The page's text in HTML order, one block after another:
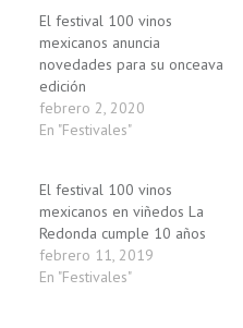
El festival 100 vinos
mexicanos anuncia
novedades para su onceava
edición
febrero 2, 2020
En "Festivales"
El festival 100 vinos
mexicanos en viñedos La
Redonda cumple 10 años
febrero 11, 2019
En "Festivales"